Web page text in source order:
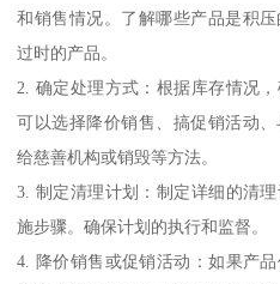
和销售情况。了解哪些产品是积
过时的产品。
2. 确定处理方式：根据库存情况
可以选择降价销售、搞促销活动
给慈善机构或销毁等方法。
3. 制定清理计划：制定详细的清
施步骤。确保计划的执行和监督。
4. 降价销售或促销活动：如果产